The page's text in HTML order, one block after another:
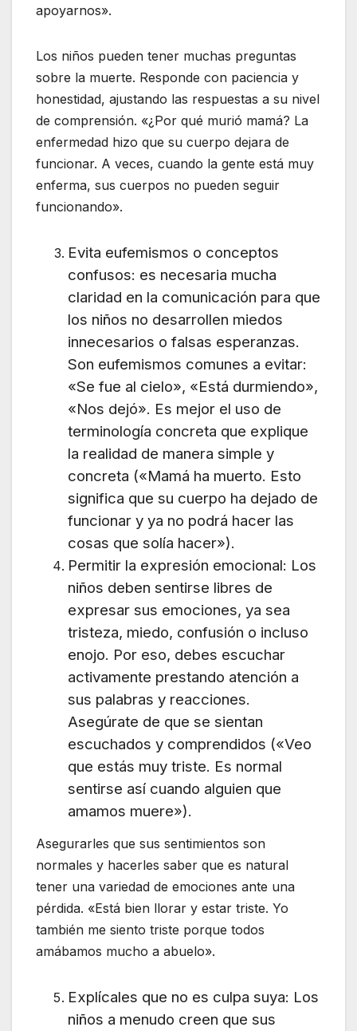
apoyarnos».
Los niños pueden tener muchas preguntas
sobre la muerte. Responde con paciencia y
honestidad, ajustando las respuestas a su nivel
de comprensión. «¿Por qué murió mamá? La
enfermedad hizo que su cuerpo dejara de
funcionar. A veces, cuando la gente está muy
enferma, sus cuerpos no pueden seguir
funcionando».
Evita eufemismos o conceptos
confusos: es necesaria mucha
claridad en la comunicación para que
los niños no desarrollen miedos
innecesarios o falsas esperanzas.
Son eufemismos comunes a evitar:
«Se fue al cielo», «Está durmiendo»,
«Nos dejó». Es mejor el uso de
terminología concreta que explique
la realidad de manera simple y
concreta («Mamá ha muerto. Esto
significa que su cuerpo ha dejado de
funcionar y ya no podrá hacer las
cosas que solía hacer»).
Permitir la expresión emocional: Los
niños deben sentirse libres de
expresar sus emociones, ya sea
tristeza, miedo, confusión o incluso
enojo. Por eso, debes escuchar
activamente prestando atención a
sus palabras y reacciones.
Asegúrate de que se sientan
escuchados y comprendidos («Veo
que estás muy triste. Es normal
sentirse así cuando alguien que
amamos muere»).
Asegurarles que sus sentimientos son
normales y hacerles saber que es natural
tener una variedad de emociones ante una
pérdida. «Está bien llorar y estar triste. Yo
también me siento triste porque todos
amábamos mucho a abuelo».
Explícales que no es culpa suya: Los
niños a menudo creen que sus